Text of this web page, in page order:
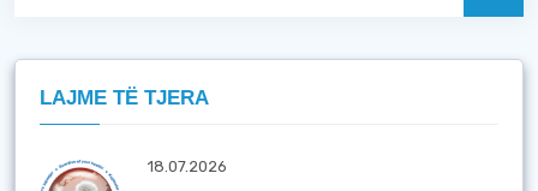
LAJME TË TJERA
18.07.2026